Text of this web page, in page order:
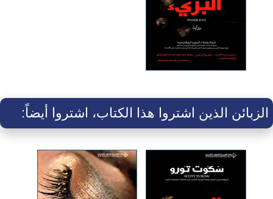
الزبائن الذين اشتروا هذا الكتاب، اشتروا أيضاً: